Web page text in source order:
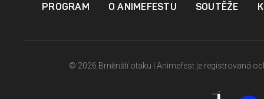
PROGRAM O ANIMEFESTU SOUTĚŽE
© 2026 Brněnští otaku | Animefest je registrovaná